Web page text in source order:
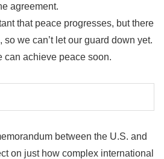
agreement.
that peace progresses, but there
we can’t let our guard down yet.
can achieve peace soon.
between the U.S. and
on just how complex international